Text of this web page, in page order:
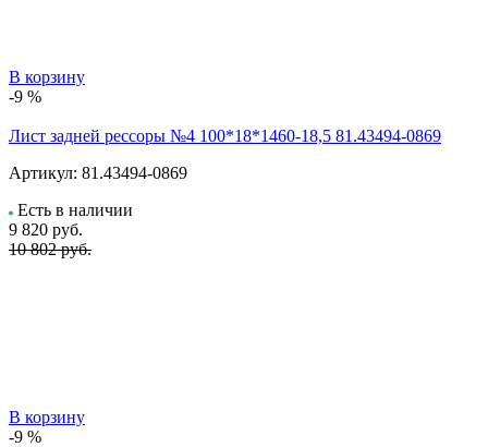
В корзину
-9 %
Лист задней рессоры №4 100*18*1460-18,5 81.43494-0869
Артикул: 81.43494-0869
Есть в наличии
9 820 руб.
10 802 руб.
В корзину
-9 %